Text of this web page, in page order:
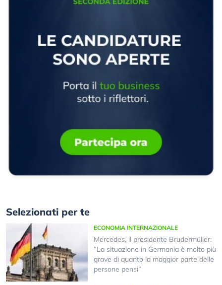
Selezionati per te
ECONOMIA INTERNAZIONALE
Mercedes, il presidente Brudermüller:
“La situazione in Germania è molto più
grave di quanto la maggior parte delle
persone pensi”